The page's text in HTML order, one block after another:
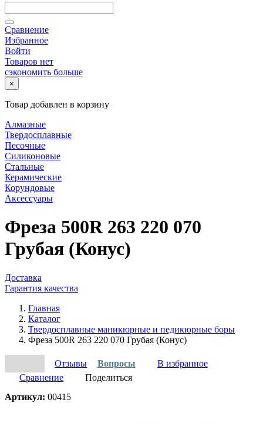
Сравнение
Избранное
Войти
Товаров нет
сэкономить больше
×
Товар добавлен в корзину
Алмазные
Твердосплавные
Песочные
Силиконовые
Стальные
Керамические
Корундовые
Аксессуары
Фреза 500R 263 220 070
Грубая (Конус)
Доставка
Гарантия качества
Главная
Каталог
Твердосплавные маникюрные и педикюрные боры
Фреза 500R 263 220 070 Грубая (Конус)
Отзывы Вопросы
В избранное
Сравнение
Поделиться
Артикул: 00415